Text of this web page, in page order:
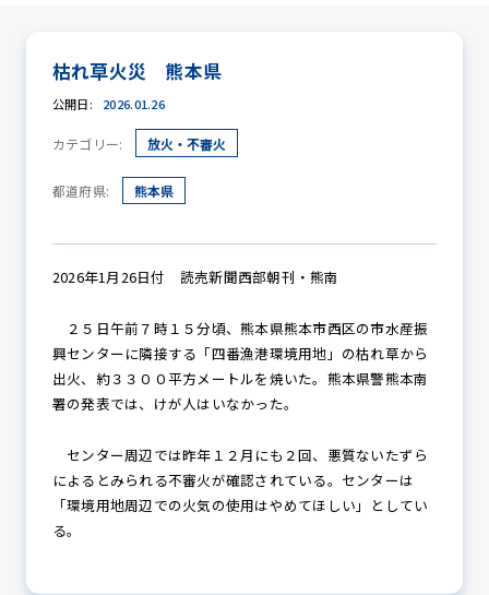
防犯活動ニュース
防犯パトロール
防犯セミナー
防犯対策情報
枯れ草火災 熊本県
公開日: 2026.01.26
カテゴリー: 放火・不審火
都道府県: 熊本県
2026年1月26日付 読売新聞西部朝刊・熊南
２５日午前７時１５分頃、熊本県熊本市西区の市水産振
興センターに隣接する「四番漁港環境用地」の枯れ草から
出火、約３３００平方メートルを焼いた。熊本県警熊本南
署の発表では、けが人はいなかった。
センター周辺では昨年１２月にも２回、悪質ないたずら
によるとみられる不審火が確認されている。センターは
「環境用地周辺での火気の使用はやめてほしい」としてい
る。